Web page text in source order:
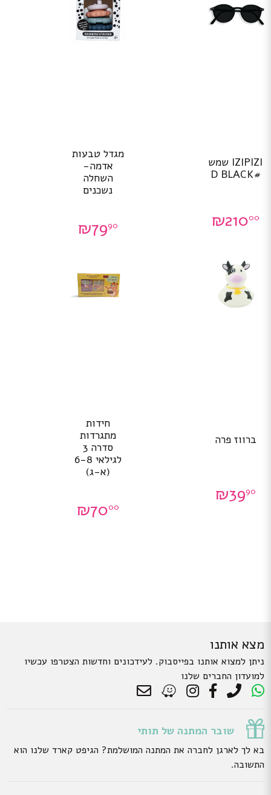
IZIPIZI שמש
#D BLACK
₪21000
מגדל טבעות
אדמה-
השחלה
נשכנים
₪7990
ברווז פרה
₪3990
חידות
מתגרדות
סדרה 3
לגילאי 6-8
(א-ג)
₪7000
מצא אותנו
ניתן למצוא אותנו בפייסבוק. לעידכונים וחדשות הצטרפו עכשיו
למועדון החברים שלנו
שובר המתנה של תותי
בא לך לארגן לחברה את המתנה המושלמת? הגיפט קארד שלנו הוא
התשובה.